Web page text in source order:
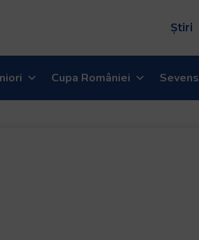
Știri
Cupa României Sevens